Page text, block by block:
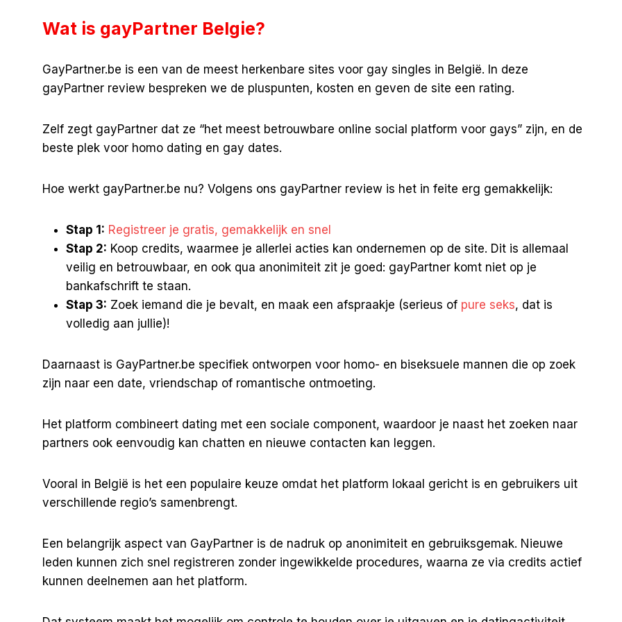
Wat is gayPartner Belgie?
GayPartner.be is een van de meest herkenbare sites voor gay singles in België. In deze
gayPartner review bespreken we de pluspunten, kosten en geven de site een rating.
Zelf zegt gayPartner dat ze “het meest betrouwbare online social platform voor gays” zijn, en de
beste plek voor homo dating en gay dates.
Hoe werkt gayPartner.be nu? Volgens ons gayPartner review is het in feite erg gemakkelijk:
Stap 1: Registreer je gratis, gemakkelijk en snel
Stap 2: Koop credits, waarmee je allerlei acties kan ondernemen op de site. Dit is allemaal
veilig en betrouwbaar, en ook qua anonimiteit zit je goed: gayPartner komt niet op je
bankafschrift te staan.
Stap 3: Zoek iemand die je bevalt, en maak een afspraakje (serieus of pure seks, dat is
volledig aan jullie)!
Daarnaast is GayPartner.be specifiek ontworpen voor homo- en biseksuele mannen die op zoek
zijn naar een date, vriendschap of romantische ontmoeting.
Het platform combineert dating met een sociale component, waardoor je naast het zoeken naar
partners ook eenvoudig kan chatten en nieuwe contacten kan leggen.
Vooral in België is het een populaire keuze omdat het platform lokaal gericht is en gebruikers uit
verschillende regio’s samenbrengt.
Een belangrijk aspect van GayPartner is de nadruk op anonimiteit en gebruiksgemak. Nieuwe
leden kunnen zich snel registreren zonder ingewikkelde procedures, waarna ze via credits actief
kunnen deelnemen aan het platform.